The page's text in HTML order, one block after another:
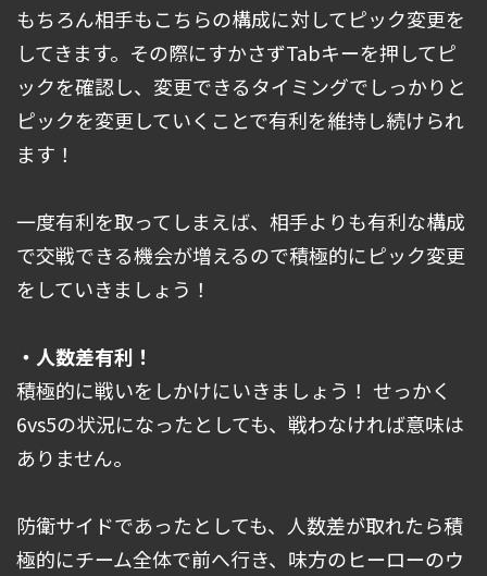
もちろん相手もこちらの構成に対してピック変更を
してきます。その際にすかさずTabキーを押してピ
ックを確認し、変更できるタイミングでしっかりと
ピックを変更していくことで有利を維持し続けられ
ます！
一度有利を取ってしまえば、相手よりも有利な構成
で交戦できる機会が増えるので積極的にピック変更
をしていきましょう！
・人数差有利！
積極的に戦いをしかけにいきましょう！ せっかく
6vs5の状況になったとしても、戦わなければ意味は
ありません。
防衛サイドであったとしても、人数差が取れたら積
極的にチーム全体で前へ行き、味方のヒーローのウ